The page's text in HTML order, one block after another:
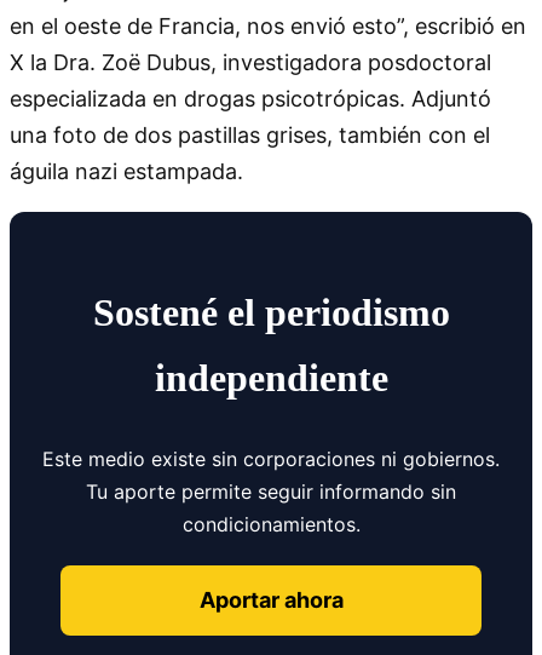
en el oeste de Francia, nos envió esto”, escribió en
X la Dra. Zoë Dubus, investigadora posdoctoral
especializada en drogas psicotrópicas. Adjuntó
una foto de dos pastillas grises, también con el
águila nazi estampada.
Sostené el periodismo
independiente
Este medio existe sin corporaciones ni gobiernos.
Tu aporte permite seguir informando sin
condicionamientos.
Aportar ahora